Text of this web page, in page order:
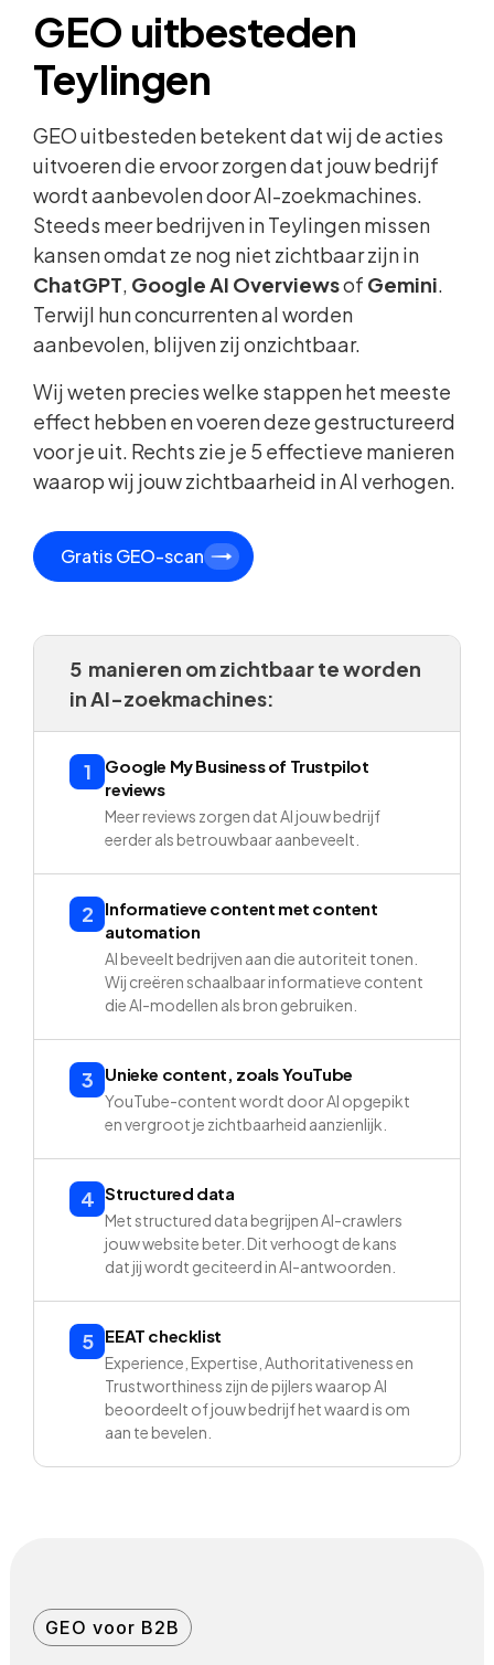
GEO uitbesteden
Teylingen
GEO uitbesteden betekent dat wij de acties
uitvoeren die ervoor zorgen dat jouw bedrijf
wordt aanbevolen door AI-zoekmachines.
Steeds meer bedrijven in Teylingen missen
kansen omdat ze nog niet zichtbaar zijn in
ChatGPT, Google AI Overviewsof Gemini.
Terwijl hun concurrenten al worden
aanbevolen, blijven zij onzichtbaar.
Wij weten precies welke stappen het meeste
effect hebben en voeren deze gestructureerd
voor je uit. Rechts zie je 5 effectieve manieren
waarop wij jouw zichtbaarheid in AI verhogen.
Gratis GEO-scan
5 manieren om zichtbaar te worden
in AI-zoekmachines:
1
Google My Business of Trustpilot
reviews
Meer reviews zorgen dat AI jouw bedrijf
eerder als betrouwbaar aanbeveelt.
2
Informatieve content met content
automation
AI beveelt bedrijven aan die autoriteit tonen.
Wij creëren schaalbaar informatieve content
die AI-modellen als bron gebruiken.
3 Unieke content, zoals YouTube
YouTube-content wordt door AI opgepikt
en vergroot je zichtbaarheid aanzienlijk.
4 Structured data
Met structured data begrijpen AI-crawlers
jouw website beter. Dit verhoogt de kans
dat jij wordt geciteerd in AI-antwoorden.
5 EEAT checklist
Experience, Expertise, Authoritativeness en
Trustworthiness zijn de pijlers waarop AI
beoordeelt of jouw bedrijf het waard is om
aan te bevelen.
GEO voor B2B